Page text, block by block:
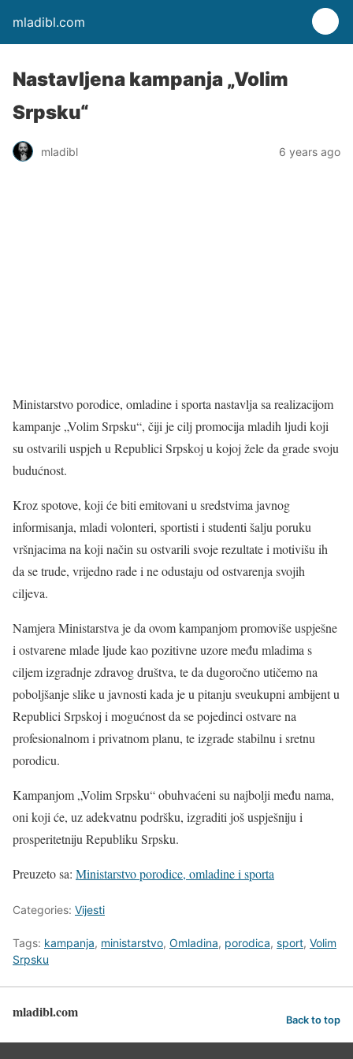
mladibl.com
Nastavljena kampanja „Volim
Srpsku“
mladibl 6 years ago
Ministarstvo porodice, omladine i sporta nastavlja sa realizacijom
kampanje „Volim Srpsku“, čiji je cilj promocija mladih ljudi koji
su ostvarili uspjeh u Republici Srpskoj u kojoj žele da grade svoju
budućnost.
Kroz spotove, koji će biti emitovani u sredstvima javnog
informisanja, mladi volonteri, sportisti i studenti šalju poruku
vršnjacima na koji način su ostvarili svoje rezultate i motivišu ih
da se trude, vrijedno rade i ne odustaju od ostvarenja svojih
ciljeva.
Namjera Ministarstva je da ovom kampanjom promoviše uspješne
i ostvarene mlade ljude kao pozitivne uzore među mladima s
ciljem izgradnje zdravog društva, te da dugoročno utičemo na
poboljšanje slike u javnosti kada je u pitanju sveukupni ambijent u
Republici Srpskoj i mogućnost da se pojedinci ostvare na
profesionalnom i privatnom planu, te izgrade stabilnu i sretnu
porodicu.
Kampanjom „Volim Srpsku“ obuhvaćeni su najbolji među nama,
oni koji će, uz adekvatnu podršku, izgraditi još uspješniju i
prosperitetniju Republiku Srpsku.
Preuzeto sa: Ministarstvo porodice, omladine i sporta
Categories: Vijesti
Tags: kampanja, ministarstvo, Omladina, porodica, sport, Volim
Srpsku
mladibl.com Back to top